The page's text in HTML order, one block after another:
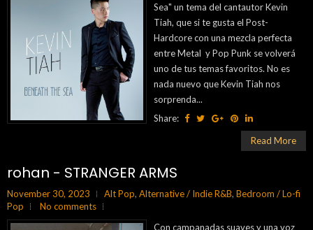
Sea" un tema del cantautor Kevin
Tiah, que si te gusta el Post-
Hardcore con una mezcla perfecta
entre Metal y Pop Punk se volverá
uno de tus temas favoritos. No es
nada nuevo que Kevin Tiah nos
sorprenda...
Share:
Read More
rohan - STRANGER ARMS
November 30, 2023 Alt Pop, Alternative / Indie R&B, Bedroom / Lo-fi
Pop
No comments
Con campanadas suaves y una voz